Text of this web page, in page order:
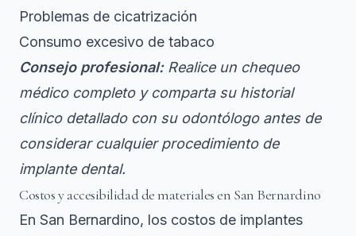
Problemas de cicatrización
Consumo excesivo de tabaco
Consejo profesional: Realice un chequeo
médico completo y comparta su historial
clínico detallado con su odontólogo antes de
considerar cualquier procedimiento de
implante dental.
Costos y accesibilidad de materiales en San Bernardino
En San Bernardino, los costos de implantes